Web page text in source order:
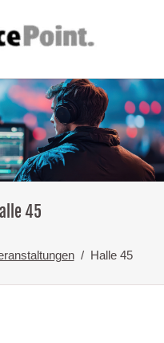
45
Halle 45